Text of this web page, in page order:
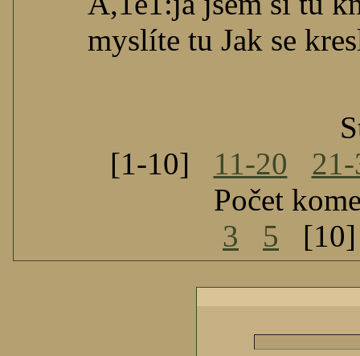
myslíte tu Jak se
[1-10] 11-20
Počet
3
5